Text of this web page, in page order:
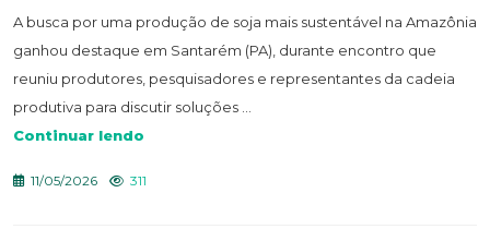
A busca por uma produção de soja mais sustentável na Amazônia
ganhou destaque em Santarém (PA), durante encontro que
reuniu produtores, pesquisadores e representantes da cadeia
produtiva para discutir soluções ...
Continuar lendo
11/05/2026 311